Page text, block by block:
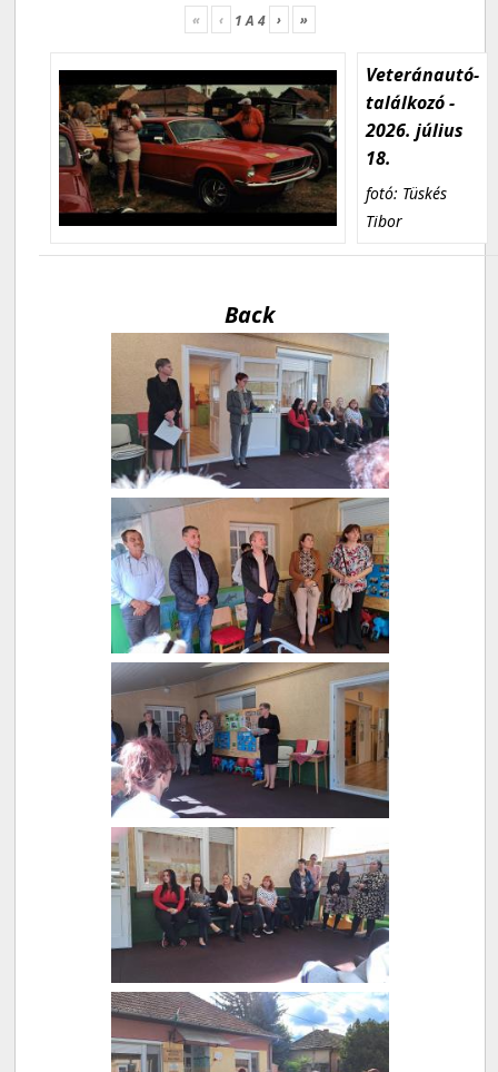
« ‹ 1A 4 › »
Veteránautó-
találkozó -
2026. július
18.
fotó: Tüskés
Tibor
Back